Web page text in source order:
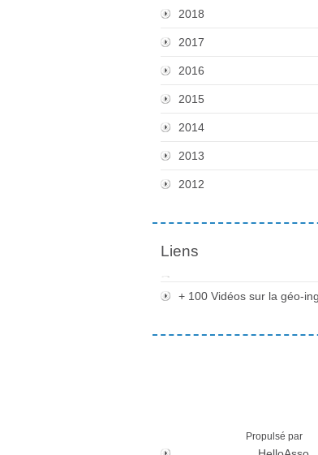
2018
2017
2016
2015
2014
2013
2012
Liens
+ 100 Vidéos sur la géo-
Propulsé par